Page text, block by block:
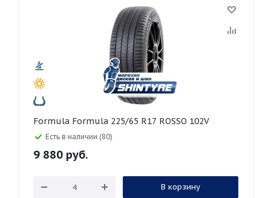
Formula Formula 225/65 R17 ROSSO 102V
Есть в наличии (80)
9 880 руб.
В корзину